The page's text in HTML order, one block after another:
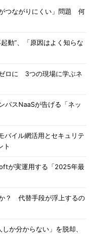
つながりにくい」問題 何
動”、「原因はよく知らな
ロに 3つの現場に学ぶネ
スNaaSが告げる「ネッ
バイル網活用とセキュリテ
ト
が実運用する「2025年最
？ 代替手段が浮上するの
か分からない」を脱却、